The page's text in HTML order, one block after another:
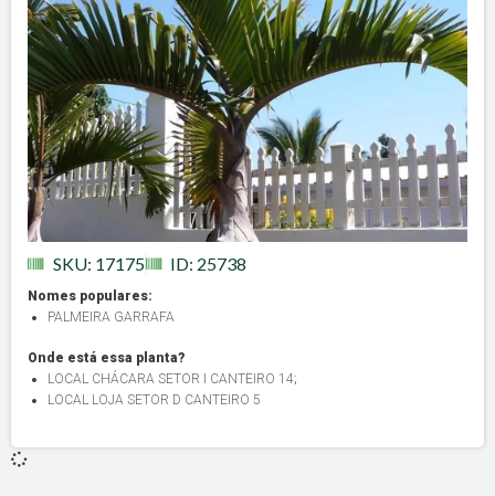
SKU: 17175 ID: 25738
Nomes populares:
PALMEIRA GARRAFA
Onde está essa planta?
LOCAL CHÁCARA SETOR I CANTEIRO 14;
LOCAL LOJA SETOR D CANTEIRO 5